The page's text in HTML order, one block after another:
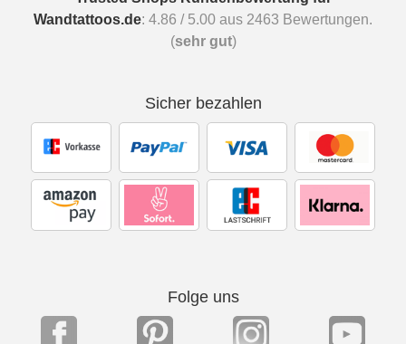
Wandtattoos.de: 4.86 / 5.00 aus 2463 Bewertungen.
(sehr gut)
Sicher bezahlen
Folge uns